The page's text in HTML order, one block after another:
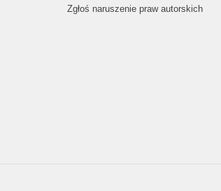
Zgłoś naruszenie praw autorskich